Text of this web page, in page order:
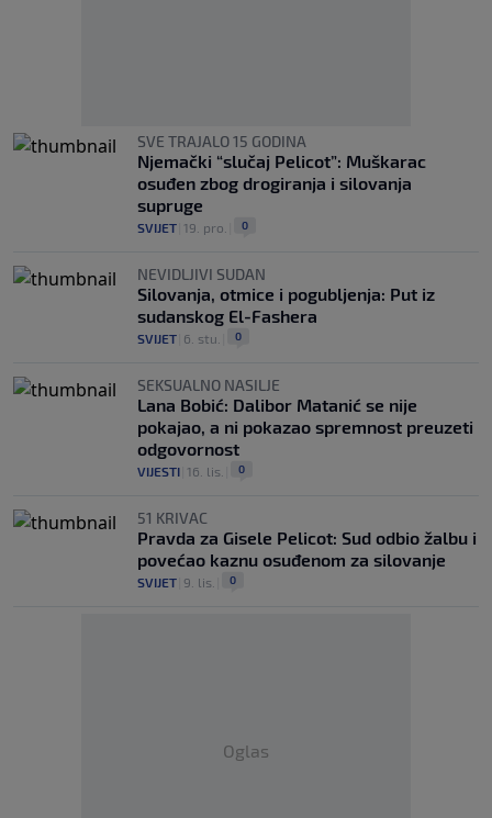
SVE TRAJALO 15 GODINA
Njemački “slučaj Pelicot”: Muškarac
osuđen zbog drogiranja i silovanja
supruge
SVIJET 19. pro. 0
NEVIDLJIVI SUDAN
Silovanja, otmice i pogubljenja: Put iz
sudanskog El-Fashera
SVIJET 6. stu. 0
SEKSUALNO NASILJE
Lana Bobić: Dalibor Matanić se nije
pokajao, a ni pokazao spremnost preuzeti
odgovornost
VIJESTI 16. lis. 0
51 KRIVAC
Pravda za Gisele Pelicot: Sud odbio žalbu i
povećao kaznu osuđenom za silovanje
SVIJET 9. lis. 0
Oglas